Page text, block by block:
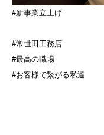
#新事業立上げ
#常世田工務店
#最高の職場
#お客様で繋がる私達